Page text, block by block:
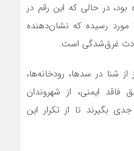
در حالی که این رقم در
مدت مشابه سال جاری به ۱۷ مورد رسیده که نشان‌دهنده
شنا در سدها، رودخانه‌ها،
فاقد ایمنی، از شهروندان
بگیرند تا از تکرار این